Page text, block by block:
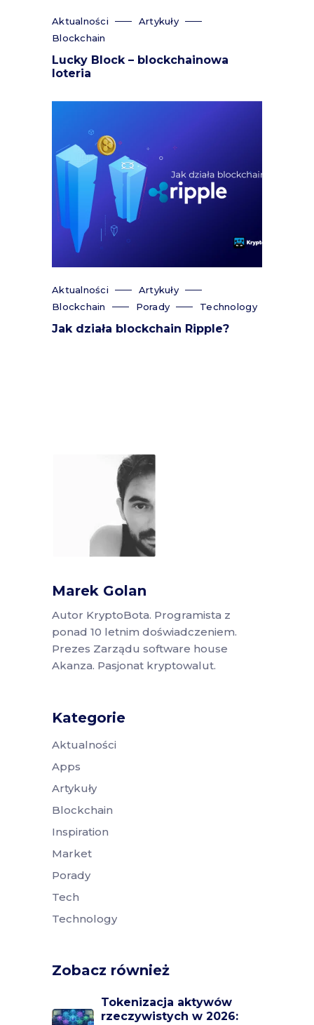
Aktualności
Artykuły
Blockchain
Lucky Block – blockchainowa
loteria
Aktualności
Artykuły
Blockchain
Porady Technology
Jak działa blockchain Ripple?
Marek Golan
Autor KryptoBota. Programista z
ponad 10 letnim doświadczeniem.
Prezes Zarządu software house
Akanza. Pasjonat kryptowalut.
Kategorie
Aktualności
Apps
Artykuły
Blockchain
Inspiration
Market
Porady
Tech
Technology
Zobacz również
Tokenizacja aktywów
rzeczywistych w 2026: